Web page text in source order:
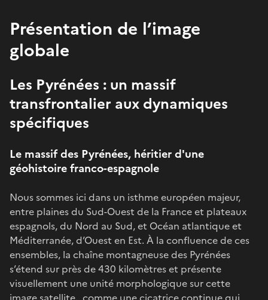
Présentation de l’image
globale
Les Pyrénées : un massif
transfrontalier aux dynamiques
spécifiques
Le massif des Pyrénées, héritier d'une
géohistoire franco-espagnole
Nous sommes ici dans un isthme européen majeur,
entre plaines du Sud-Ouest de la France et plateaux
espagnols, du Nord au Sud, et Océan atlantique et
Méditerranée, d’Ouest en Est. À la confluence de ces
ensembles, la chaîne montagneuse des Pyrénées
s’étend sur près de 430 kilomètres et présente
visuellement une unité morphologique sur cette